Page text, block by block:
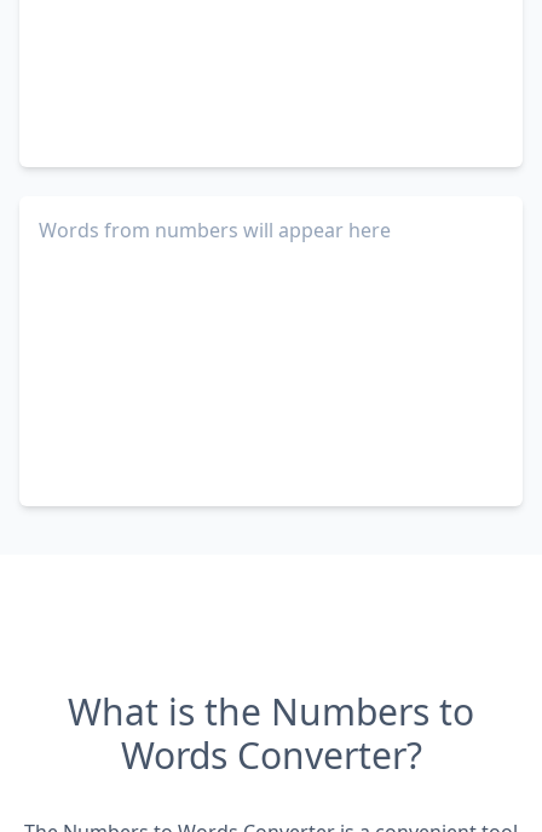
Words from numbers will appear here
What is the Numbers to
Words Converter?